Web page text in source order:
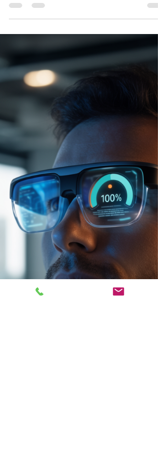
en una herramienta para robar datos y
credenciales. Descubre cómo funciona esta
modalidad de phishing y cómo proteger a tu
organización.